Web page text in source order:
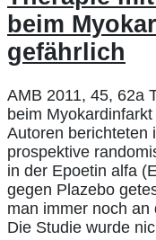
beim
gefährlich
AMB 2011, 45, 62a
beim
Autoren berichteten
prospektive
in der Epoetin alfa
gegen Plazebo
man immer noch
Die Studie wurde